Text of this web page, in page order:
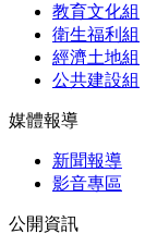
教育文化組
衛生福利組
經濟土地組
公共建設組
媒體報導
新聞報導
影音專區
公開資訊